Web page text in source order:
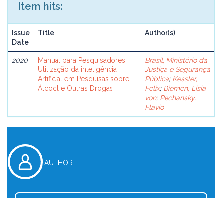
Item hits:
Issue
Date
Title Author(s)
2020
Manual para Pesquisadores:
Utilização da inteligência
Artificial em Pesquisas sobre
Álcool e Outras Drogas
Brasil, Ministério da
Justiça e Segurança
Pública; Kessler,
Felix; Diemen, Lisia
von; Pechansky,
Flavio
AUTHOR